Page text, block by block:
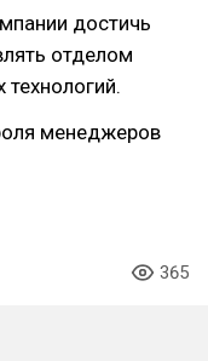
достичь
отделом
менеджеров
365